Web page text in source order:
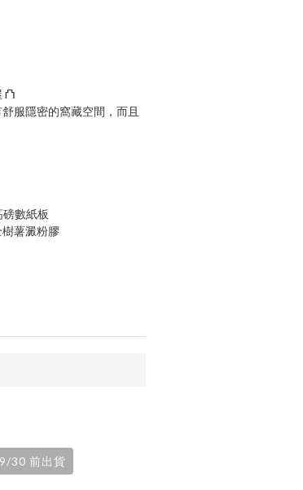
⛫
服隱密的窩藏空間，而且
數紙板
薯澱粉膠
30 前出貨